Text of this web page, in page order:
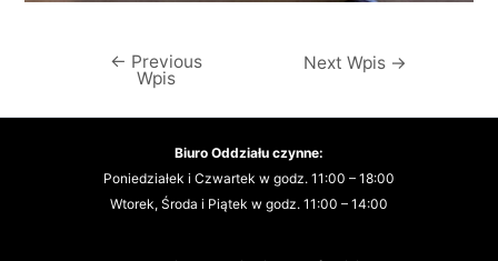
Nawigacja
← Previous
Wpis
Next Wpis →
Biuro Oddziału czynne:
Poniedziałek i Czwartek w godz. 11:00 – 18:00
Wtorek, Środa i Piątek w godz. 11:00 – 14:00